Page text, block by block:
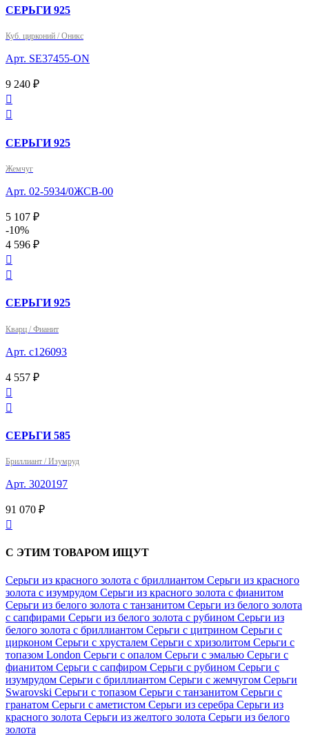
СЕРЬГИ 925
Куб. цирконий / Оникс
Арт. SE37455-ON
9 240 ₽


СЕРЬГИ 925
Жемчуг
Арт. 02-5934/0ЖСВ-00
5 107 ₽
-10%
4 596 ₽


СЕРЬГИ 925
Кварц / Фианит
Арт. с126093
4 557 ₽


СЕРЬГИ 585
Бриллиант / Изумруд
Арт. 3020197
91 070 ₽

С ЭТИМ ТОВАРОМ ИЩУТ
Серьги из красного золота с бриллиантом Серьги из красного
золота с изумрудом Серьги из красного золота с фианитом
Серьги из белого золота с танзанитом Серьги из белого золота
с сапфирами Серьги из белого золота с рубином Серьги из
белого золота с бриллиантом Серьги с цитрином Серьги с
цирконом Серьги с хрусталем Серьги с хризолитом Серьги с
топазом London Серьги с опалом Серьги с эмалью Серьги с
фианитом Серьги с сапфиром Серьги с рубином Серьги с
изумрудом Серьги с бриллиантом Серьги с жемчугом Серьги
Swarovski Серьги с топазом Серьги с танзанитом Серьги с
гранатом Серьги с аметистом Серьги из серебра Серьги из
красного золота Серьги из желтого золота Серьги из белого
золота